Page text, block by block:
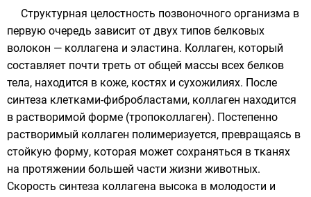
Структурная целостность позвоночного организма в
первую очередь зависит от двух типов белковых
волокон — коллагена и эластина. Коллаген, который
составляет почти треть от общей массы всех белков
тела, находится в коже, костях и сухожилиях. После
синтеза клетками-фибробластами, коллаген находится
в растворимой форме (тропоколлаген). Постепенно
растворимый коллаген полимеризуется, превращаясь в
стойкую форму, которая может сохраняться в тканях
на протяжении большей части жизни животных.
Скорость синтеза коллагена высока в молодости и